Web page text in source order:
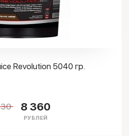
Revolution 5040 гр.
8 360
РУБЛЕЙ